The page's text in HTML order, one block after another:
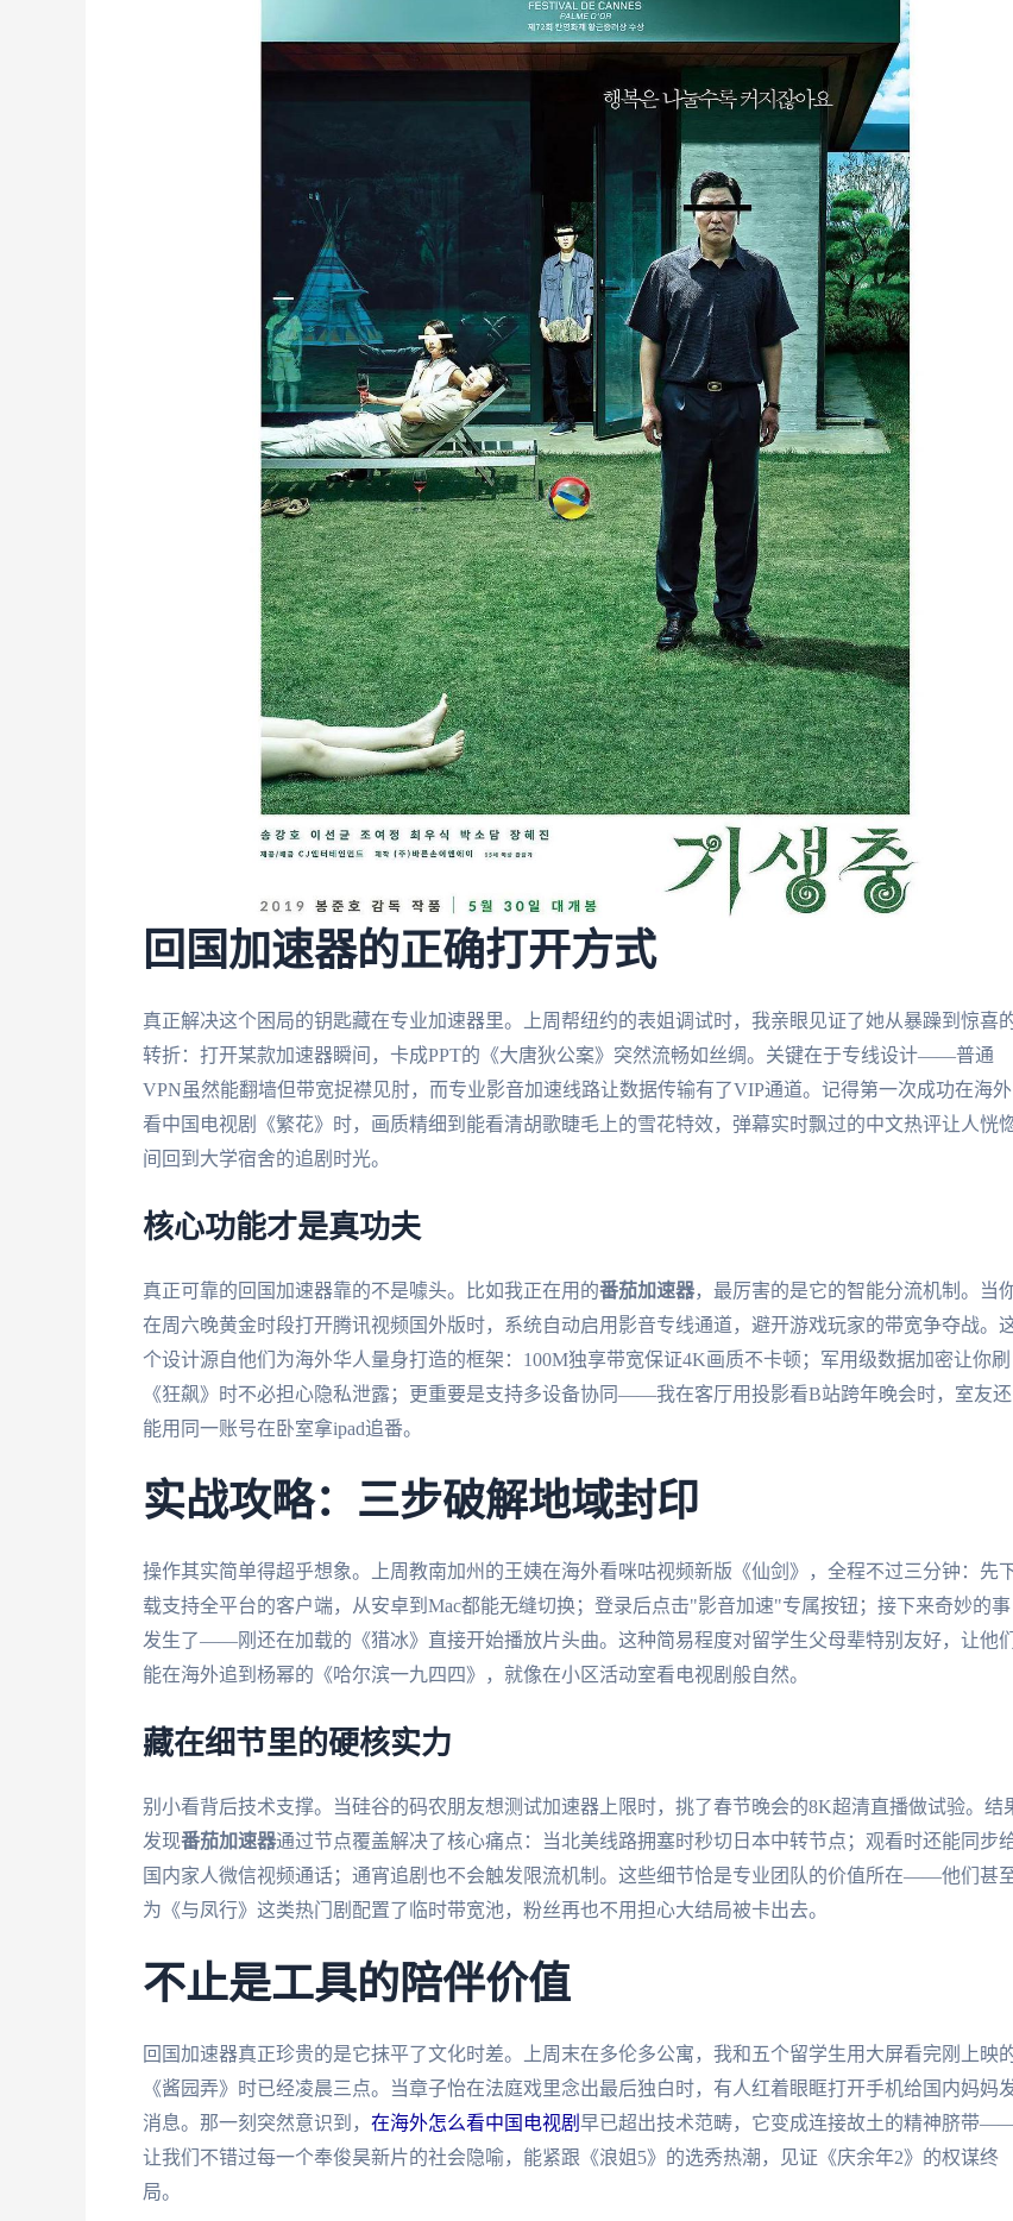
回国加速器的正确打开方式
真正解决这个困局的钥匙藏在专业加速器里。上周帮纽约的表姐调试时，我亲眼见证了她从暴躁到惊喜
转折：打开某款加速器瞬间，卡成PPT的《大唐狄公案》突然流畅如丝绸。关键在于专线设计——普通
VPN虽然能翻墙但带宽捉襟见肘，而专业影音加速线路让数据传输有了VIP通道。记得第一次成功在海外
看中国电视剧《繁花》时，画质精细到能看清胡歌睫毛上的雪花特效，弹幕实时飘过的中文热评让人恍
间回到大学宿舍的追剧时光。
核心功能才是真功夫
真正可靠的回国加速器靠的不是噱头。比如我正在用的番茄加速器，最厉害的是它的智能分流机制。当
在周六晚黄金时段打开腾讯视频国外版时，系统自动启用影音专线通道，避开游戏玩家的带宽争夺战。
个设计源自他们为海外华人量身打造的框架：100M独享带宽保证4K画质不卡顿；军用级数据加密让你刷
《狂飙》时不必担心隐私泄露；更重要是支持多设备协同——我在客厅用投影看B站跨年晚会时，室友还
能用同一账号在卧室拿ipad追番。
实战攻略：三步破解地域封印
操作其实简单得超乎想象。上周教南加州的王姨在海外看咪咕视频新版《仙剑》，全程不过三分钟：先
载支持全平台的客户端，从安卓到Mac都能无缝切换；登录后点击"影音加速"专属按钮；接下来奇妙的事
发生了——刚还在加载的《猎冰》直接开始播放片头曲。这种简易程度对留学生父母辈特别友好，让他们
能在海外追到杨幂的《哈尔滨一九四四》，就像在小区活动室看电视剧般自然。
藏在细节里的硬核实力
别小看背后技术支撑。当硅谷的码农朋友想测试加速器上限时，挑了春节晚会的8K超清直播做试验。结
发现番茄加速器通过节点覆盖解决了核心痛点：当北美线路拥塞时秒切日本中转节点；观看时还能同步
国内家人微信视频通话；通宵追剧也不会触发限流机制。这些细节恰是专业团队的价值所在——他们甚
为《与凤行》这类热门剧配置了临时带宽池，粉丝再也不用担心大结局被卡出去。
不止是工具的陪伴价值
回国加速器真正珍贵的是它抹平了文化时差。上周末在多伦多公寓，我和五个留学生用大屏看完刚上映
《酱园弄》时已经凌晨三点。当章子怡在法庭戏里念出最后独白时，有人红着眼眶打开手机给国内妈妈
消息。那一刻突然意识到， 在海外怎么看中国电视剧 早已超出技术范畴，它变成连接故土的精神脐带
让我们不错过每一个奉俊昊新片的社会隐喻，能紧跟《浪姐5》的选秀热潮，见证《庆余年2》的权谋终
局。